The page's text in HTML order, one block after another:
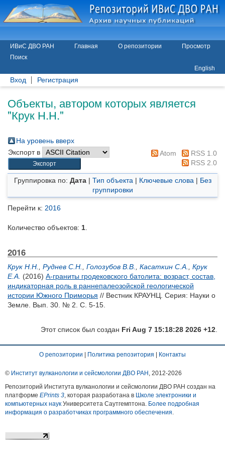
ИВиС ДВО РАН Главная О репозитории
Просмотр
Поиск
English
Вход Регистрация
Объекты, автором которых является
"Крук Н.Н."
На уровень вверх
Экспорт в
Atom
RSS 1.0
RSS 2.0
Группировка по: Дата| Тип объекта | Ключевые слова | Без
группировки
Перейти к: 2016
Количество объектов: 1
2016
Крук Н.Н. Руднев С.Н. Голозубов В.В. Касаткин С.А.
Крук
Е.А. (2016) А-граниты гродековского батолита: возраст, состав,
индикаторная роль в раннепалеозойской геологической
истории Южного Приморья // Вестник КРАУНЦ. Серия: Науки о
Земле. Вып. 30. № 2. С. 5-15.
Этот список был создан Fri Aug 7 15:18:28 2026 +12
О репозитории Политика репозитория Контакты
© Институт вулканологии и сейсмологии ДВО РАН , 2012-2026
Репозиторий Института вулканологии и сейсмологии ДВО РАН создан на
платформе EPrints 3, которая разработана в Школе электроники и
компьютерных наук Университета Саутгемптона. Более подробная
информация о разработчиках программного обеспечения.